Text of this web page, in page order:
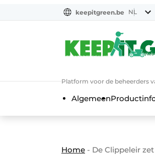
keepitgreen.be NL
Platform voor de beheerders
Algemeen
Home - De Clippeleir